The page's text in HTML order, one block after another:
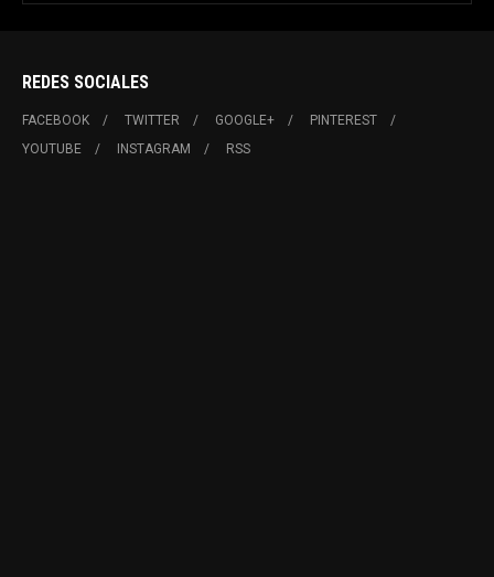
REDES SOCIALES
FACEBOOK TWITTER GOOGLE+
PINTEREST
YOUTUBE
INSTAGRAM RSS